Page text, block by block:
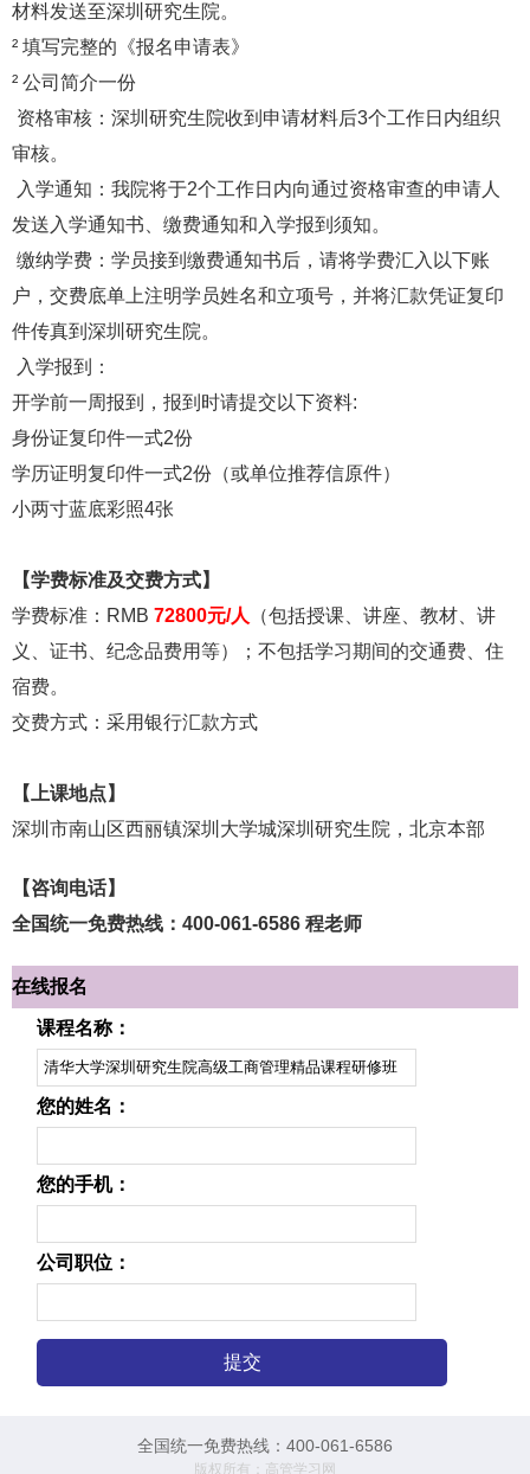
材料发送至深圳研究生院。
² 填写完整的《报名申请表》
² 公司简介一份
资格审核：深圳研究生院收到申请材料后3个工作日内组织
审核。
入学通知：我院将于2个工作日内向通过资格审查的申请人
发送入学通知书、缴费通知和入学报到须知。
缴纳学费：学员接到缴费通知书后，请将学费汇入以下账
户，交费底单上注明学员姓名和立项号，并将汇款凭证复印
件传真到深圳研究生院。
入学报到：
开学前一周报到，报到时请提交以下资料:
身份证复印件一式2份
学历证明复印件一式2份（或单位推荐信原件）
小两寸蓝底彩照4张
【学费标准及交费方式】
学费标准： RMB 72800元/人
（包括授课、讲座、教材、讲
义、证书、纪念品费用等）；不包括学习期间的交通费、住
宿费。
交费方式：采用银行汇款方式
【上课地点】
深圳市南山区西丽镇深圳大学城深圳研究生院，北京本部
【咨询电话】
全国统一免费热线：400-061-6586 程老师
在线报名
课程名称：
您的姓名：
您的手机：
公司职位：
全国统一免费热线：400-061-6586
版权所有：高管学习网